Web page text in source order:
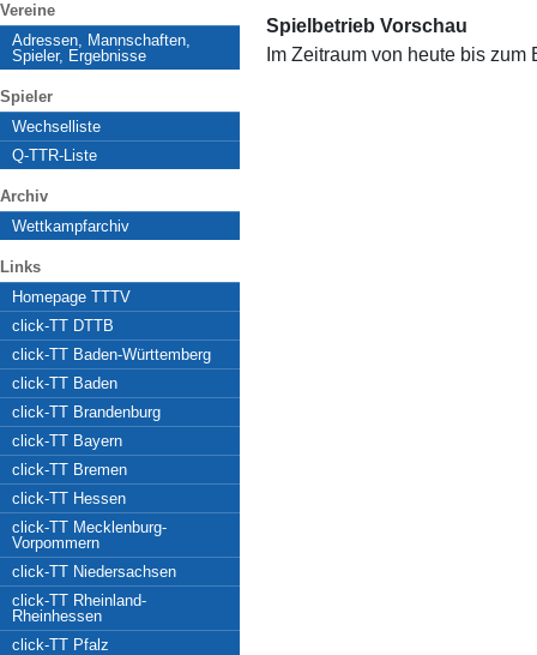
Vereine
Adressen, Mannschaften,
Spieler, Ergebnisse
Spieler
Wechselliste
Q-TTR-Liste
Archiv
Wettkampfarchiv
Links
Homepage TTTV
click-TT DTTB
click-TT Baden-Württemberg
click-TT Baden
click-TT Brandenburg
click-TT Bayern
click-TT Bremen
click-TT Hessen
click-TT Mecklenburg-
Vorpommern
click-TT Niedersachsen
click-TT Rheinland-
Rheinhessen
click-TT Pfalz
Spielbetrieb Vorschau
Im Zeitraum von heute bis